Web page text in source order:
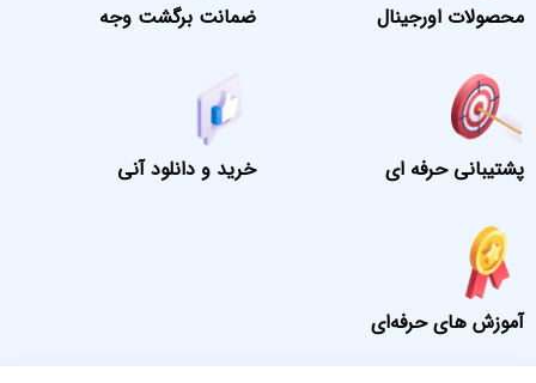
محصولات اورجینال ضمانت برگشت وجه
پشتیبانی حرفه ای خرید و دانلود آنی
آموزش های حرفه‌ای